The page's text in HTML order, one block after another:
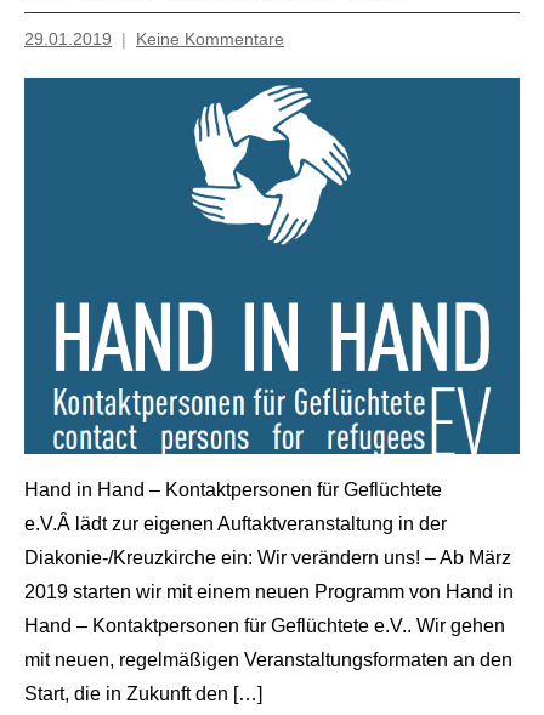
29.01.2019
Mosche
Keine Kommentare
Hand in Hand – Kontaktpersonen für Geflüchtete
e.V.Â lädt zur eigenen Auftaktveranstaltung in der
Diakonie-/Kreuzkirche ein: Wir verändern uns! – Ab März
2019 starten wir mit einem neuen Programm von Hand in
Hand – Kontaktpersonen für Geflüchtete e.V.. Wir gehen
mit neuen, regelmäßigen Veranstaltungsformaten an den
Start, die in Zukunft den […]